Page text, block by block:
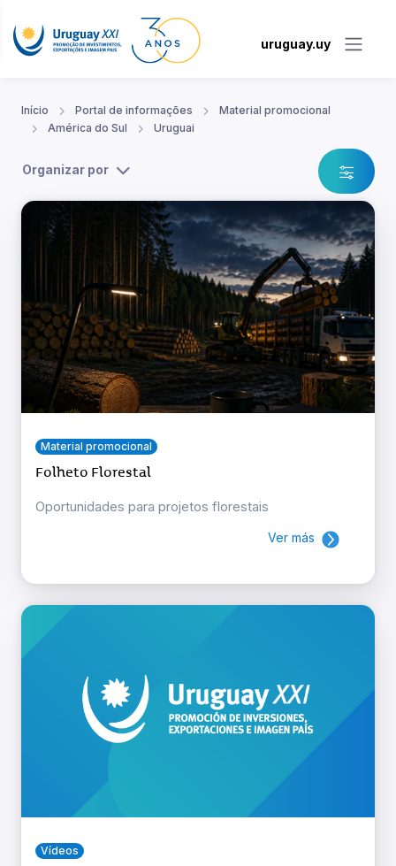
uruguay.uy
Início Portal de informações
Material promocional
América do Sul
Uruguai
Organizar por
Material promocional
Folheto Florestal
Oportunidades para projetos florestais
Ver más
Vídeos